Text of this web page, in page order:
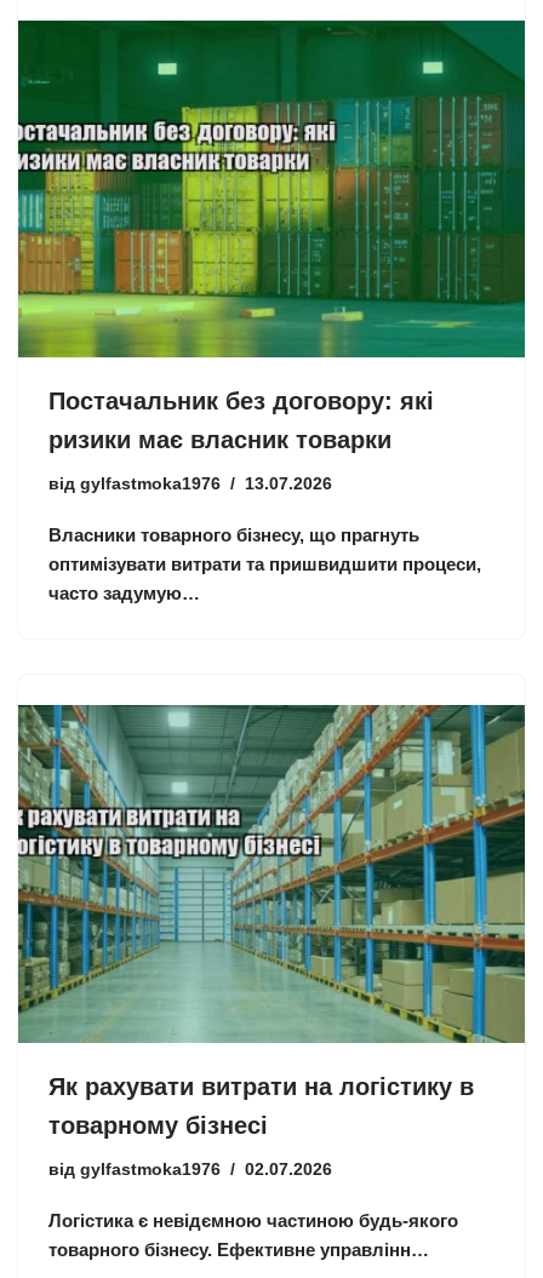
Постачальник без договору: які
ризики має власник товарки
від gylfastmoka1976 13.07.2026
Власники товарного бізнесу, що прагнуть
оптимізувати витрати та пришвидшити процеси,
часто задумую…
Як рахувати витрати на логістику в
товарному бізнесі
від gylfastmoka1976 02.07.2026
Логістика є невідємною частиною будь-якого
товарного бізнесу. Ефективне управлінн…